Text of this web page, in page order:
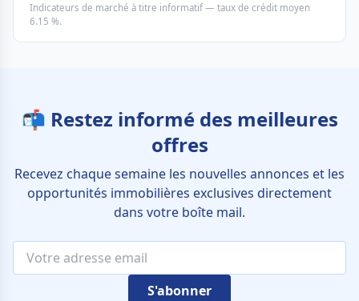
Indicateurs de marché à titre informatif — taux de crédit moyen
6.15 %.
📬 Restez informé des meilleures
offres
Recevez chaque semaine les nouvelles annonces et les
opportunités immobilières exclusives directement
dans votre boîte mail.
S'abonner